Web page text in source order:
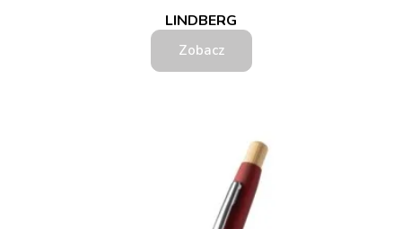
LINDBERG
Zobacz